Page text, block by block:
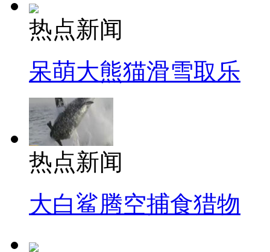
热点新闻
呆萌大熊猫滑雪取乐
热点新闻
大白鲨腾空捕食猎物